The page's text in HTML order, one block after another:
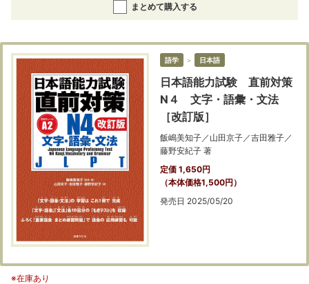
まとめて購入する
語学 ＞ 日本語
日本語能力試験 直前対策
N４ 文字・語彙・文法
［改訂版］
飯嶋美知子／山田京子／吉田雅子／
藤野安紀子 著
定価 1,650円
（本体価格1,500円）
発売日 2025/05/20
※在庫あり